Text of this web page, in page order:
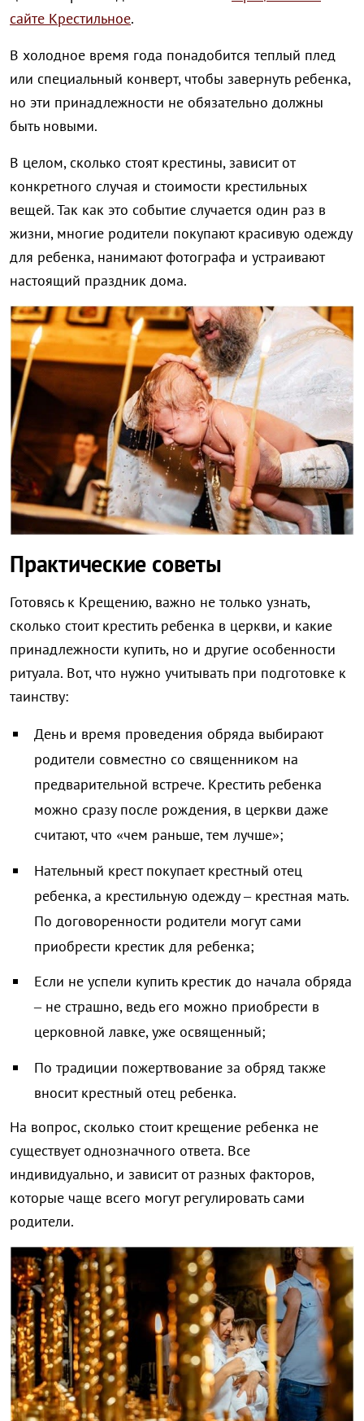
сайте Крестильное.
В холодное время года понадобится теплый плед
или специальный конверт, чтобы завернуть ребенка,
но эти принадлежности не обязательно должны
быть новыми.
В целом, сколько стоят крестины, зависит от
конкретного случая и стоимости крестильных
вещей. Так как это событие случается один раз в
жизни, многие родители покупают красивую одежду
для ребенка, нанимают фотографа и устраивают
настоящий праздник дома.
Практические советы
Готовясь к Крещению, важно не только узнать,
сколько стоит крестить ребенка в церкви, и какие
принадлежности купить, но и другие особенности
ритуала. Вот, что нужно учитывать при подготовке к
таинству:
День и время проведения обряда выбирают
родители совместно со священником на
предварительной встрече. Крестить ребенка
можно сразу после рождения, в церкви даже
считают, что «чем раньше, тем лучше»;
Нательный крест покупает крестный отец
ребенка, а крестильную одежду – крестная мать.
По договоренности родители могут сами
приобрести крестик для ребенка;
Если не успели купить крестик до начала обряда
– не страшно, ведь его можно приобрести в
церковной лавке, уже освященный;
По традиции пожертвование за обряд также
вносит крестный отец ребенка.
На вопрос, сколько стоит крещение ребенка не
существует однозначного ответа. Все
индивидуально, и зависит от разных факторов,
которые чаще всего могут регулировать сами
родители.